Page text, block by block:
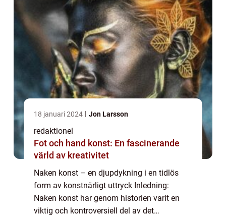
18 januari 2024 Jon Larsson
redaktionel
Fot och hand konst: En fascinerande
värld av kreativitet
Naken konst – en djupdykning i en tidlös
form av konstnärligt uttryck Inledning:
Naken konst har genom historien varit en
viktig och kontroversiell del av det